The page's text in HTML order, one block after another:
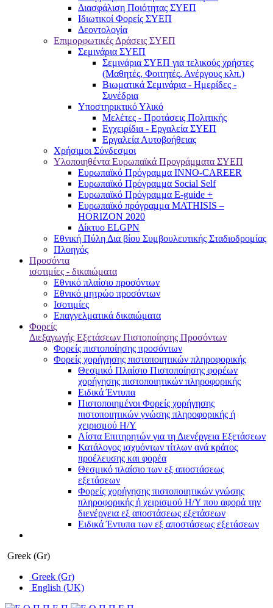
Διασφάλιση Ποιότητας ΣΥΕΠ
Ιδιωτικοί Φορείς ΣΥΕΠ
Δεοντολογία
Επιμορφωτικές Δράσεις ΣΥΕΠ
Σεμινάρια ΣΥΕΠ
Σεμινάρια ΣΥΕΠ για τελικούς χρήστες
(Μαθητές, Φοιτητές, Ανέργους κλπ.)
Βιωματικά Σεμινάρια - Ημερίδες -
Συνέδρια
Υποστηρικτικό Υλικό
Μελέτες - Προτάσεις Πολιτικής
Εγχειρίδια - Εργαλεία ΣΥΕΠ
Εργαλεία Αυτοβοήθειας
Χρήσιμοι Σύνδεσμοι
Υλοποιηθέντα Ευρωπαϊκά Προγράμματα ΣΥΕΠ
Ευρωπαϊκό Πρόγραμμα INNO-CAREER
Ευρωπαϊκό Πρόγραμμα Social Self
Ευρωπαϊκό Πρόγραμμα E-guide +
Ευρωπαϊκό πρόγραμμα MATHISIS –
HORIZON 2020
Δίκτυο ELGPN
Εθνική Πύλη Δια βίου Συμβουλευτικής Σταδιοδρομίας
Πλοηγός
Προσόντα
ισοτιμίες - δικαιώματα
Εθνικό πλαίσιο προσόντων
Εθνικό μητρώο προσόντων
Ισοτιμίες
Επαγγελματικά δικαιώματα
Φορείς
Διεξαγωγής Εξετάσεων Πιστοποίησης Προσόντων
Φορείς πιστοποίησης προσόντων
Φορείς χορήγησης πιστοποιητικών πληροφορικής
Θεσμικό Πλαίσιο Πιστοποίησης φορέων
χορήγησης πιστοποιητικών πληροφορικής
Ειδικά Έντυπα
Πιστοποιημένοι Φορείς χορήγησης
πιστοποιητικών γνώσης πληροφορικής ή
χειρισμού Η/Υ
Λίστα Επιτηρητών για τη Διενέργεια Εξετάσεων
Κατάλογος ισχυόντων τίτλων ανά κράτος
προέλευσης και φορέα
Θεσμικό πλαίσιο των εξ αποστάσεως
εξετάσεων
Φορείς χορήγησης πιστοποιητικών γνώσης
πληροφορικής ή χειρισμού Η/Υ που αφορά την
διενέργεια εξ αποστάσεως εξετάσεων
Ειδικά Έντυπα των εξ αποστάσεως εξετάσεων
Greek (Gr)
Greek (Gr)
English (UK)